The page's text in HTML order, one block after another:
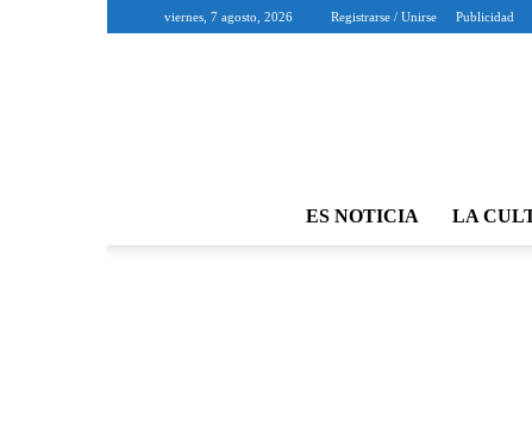
viernes, 7 agosto, 2026 Registrarse / Unirse Publicidad
ES NOTICIA LA